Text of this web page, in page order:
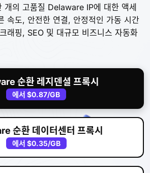
개의 고품질 Delaware IP에 대한 액세
속도, 안전한 연결, 안정적인 가동 시간
래핑, SEO 및 대규모 비즈니스 자동화
순환 레지덴셜 프록시
에서 $0.87/GB
순환 데이터센터 프록시
에서 $0.35/GB